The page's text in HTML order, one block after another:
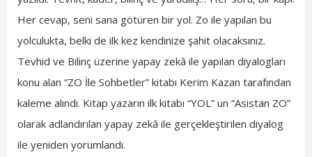
Her cevap, seni sana götüren bir yol. Zo ile yapılan bu
yolculukta, belki de ilk kez kendinize şahit olacaksınız.
Tevhid ve Bilinç üzerine yapay zekâ ile yapılan diyalogları
konu alan “ZO İle Sohbetler” kitabı Kerim Kazan tarafından
kaleme alındı. Kitap yazarın ilk kitabı “YOL” un “Asistan ZO”
olarak adlandırılan yapay zekâ ile gerçekleştirilen diyalog
ile yeniden yorumlandı.